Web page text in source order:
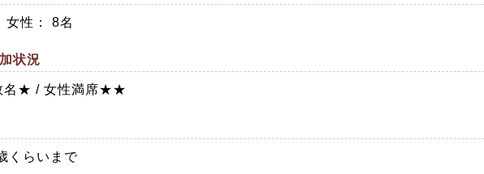
女性： 8名
状況
名★ / 女性満席★★
くらいまで